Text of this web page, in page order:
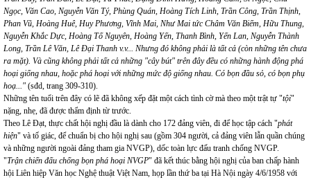
Ngọc, Văn Cao, Nguyễn Văn Tý, Phùng Quán, Hoàng Tích Linh, Trần Công, Trần Thịnh,
Phan Vũ, Hoàng Huê, Huy Phương, Vĩnh Mai, Như Mai tức Châm Văn Biếm, Hữu Thung,
Nguyễn Khắc Dực, Hoàng Tố Nguyên, Hoàng Yến, Thanh Bình, Yến Lan, Nguyễn Thành
Long, Trần Lê Văn, Lê Đại Thanh v.v... Nhưng đó không phải là tất cả (còn những tên chưa
ra mặt). Và cũng không phải tất cả những "cây bút" trên đây đều có những hành động phá
hoại giống nhau, hoặc phá hoại với những mức độ giống nhau. Có bọn đầu sỏ, có bọn phụ
hoạ..." (sđd, trang 309-310).
Những tên tuổi trên đây có lẽ đã không xếp đặt một cách tình cờ mà theo một trật tự "tội"
nặng, nhẹ, đã được thẩm định từ trước.
Theo Lê Đạt, thực chất hội nghị đầu là dành cho 172 đảng viên, đi để học tập cách "phát
hiện" và tố giác, để chuẩn bị cho hội nghị sau (gồm 304 người, cả đảng viên lẫn quần chúng
và những người ngoài đảng tham gia NVGP), dốc toàn lực đấu tranh chống NVGP.
"Trận chiến đấu chống bọn phá hoại NVGP" đã kết thúc bằng hội nghị của ban chấp hành
hội Liên hiệp Văn học Nghệ thuật Việt Nam, họp lần thứ ba tại Hà Nội ngày 4/6/1958 với